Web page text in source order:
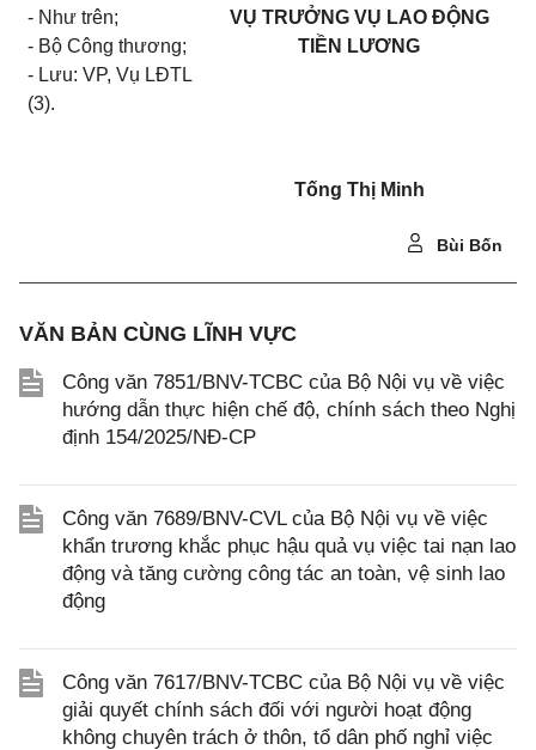
- Như trên;
- Bộ Công thương;
- Lưu: VP, Vụ LĐTL
(3).
VỤ TRƯỞNG VỤ LAO ĐỘNG
TIỀN LƯƠNG
Tống Thị Minh
Bùi Bốn
VĂN BẢN CÙNG LĨNH VỰC
Công văn 7851/BNV-TCBC của Bộ Nội vụ về việc
hướng dẫn thực hiện chế độ, chính sách theo Nghị
định 154/2025/NĐ-CP
Công văn 7689/BNV-CVL của Bộ Nội vụ về việc
khẩn trương khắc phục hậu quả vụ việc tai nạn lao
động và tăng cường công tác an toàn, vệ sinh lao
động
Công văn 7617/BNV-TCBC của Bộ Nội vụ về việc
giải quyết chính sách đối với người hoạt động
không chuyên trách ở thôn, tổ dân phố nghỉ việc